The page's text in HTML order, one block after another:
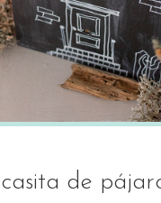
de